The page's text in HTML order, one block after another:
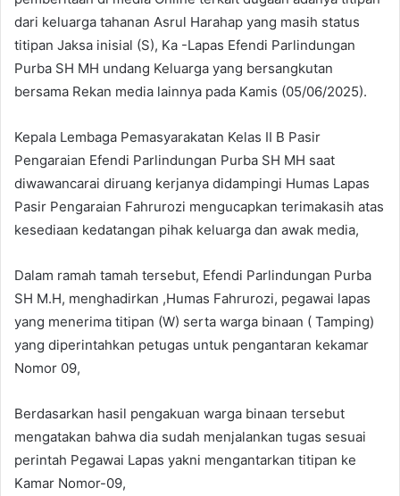
dari keluarga tahanan Asrul Harahap yang masih status
titipan Jaksa inisial (S), Ka -Lapas Efendi Parlindungan
Purba SH MH undang Keluarga yang bersangkutan
bersama Rekan media lainnya pada Kamis (05/06/2025).
Kepala Lembaga Pemasyarakatan Kelas II B Pasir
Pengaraian Efendi Parlindungan Purba SH MH saat
diwawancarai diruang kerjanya didampingi Humas Lapas
Pasir Pengaraian Fahrurozi mengucapkan terimakasih atas
kesediaan kedatangan pihak keluarga dan awak media,
Dalam ramah tamah tersebut, Efendi Parlindungan Purba
SH M.H, menghadirkan ,Humas Fahrurozi, pegawai lapas
yang menerima titipan (W) serta warga binaan ( Tamping)
yang diperintahkan petugas untuk pengantaran kekamar
Nomor 09,
Berdasarkan hasil pengakuan warga binaan tersebut
mengatakan bahwa dia sudah menjalankan tugas sesuai
perintah Pegawai Lapas yakni mengantarkan titipan ke
Kamar Nomor-09,